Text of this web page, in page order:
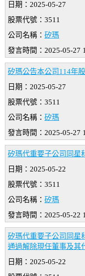
日期：2025-05-27
股票代號：3511
公司名稱： 矽瑪
發言時間：2025-05-27
矽瑪公告本公司114年
日期：2025-05-27
股票代號：3511
公司名稱： 矽瑪
發言時間：2025-05-27
矽瑪代重要子公司同星
日期：2025-05-22
股票代號：3511
公司名稱： 矽瑪
發言時間：2025-05-22
矽瑪代重要子公司同星
通過解除現任董事及其
日期：2025-05-22